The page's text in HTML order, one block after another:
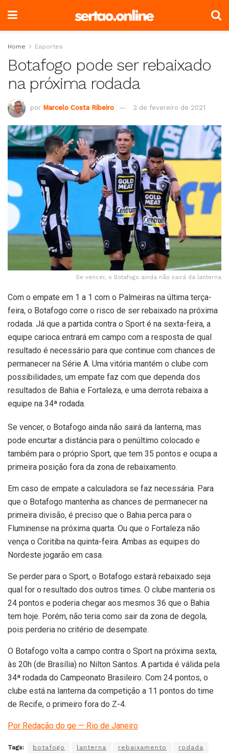
Home Esportes
Botafogo pode ser rebaixado
na próxima rodada
por Marcelo Costa Ribeiro 3 de fevereiro de 2021
Se vencer, o Botafogo ainda não sairá da lanterna
Com o empate em 1 a 1 com o Palmeiras na última terça-
feira, o Botafogo corre o risco de ser rebaixado na próxima
rodada. Já que a partida contra o Sport é na sexta-feira, a
equipe carioca entrará em campo com a resposta de qual
resultado é necessário para que continue com chances de
permanecer na Série A. Uma vitória mantém o clube com
possibilidades, um empate faz com que dependa dos
resultados de Bahia e Fortaleza, e uma derrota rebaixa a
equipe na 34ª rodada.
Se vencer, o Botafogo ainda não sairá da lanterna, mas
pode encurtar a distância para o penúltimo colocado e
também para o próprio Sport, que tem 35 pontos e ocupa a
primeira posição fora da zona de rebaixamento.
Em caso de empate a calculadora se faz necessária. Para
que o Botafogo mantenha as chances de permanecer na
primeira divisão, é preciso que o Bahia perca para o
Fluminense na próxima quarta. Ou que o Fortaleza não
vença o Coritiba na quinta-feira. Ambas as equipes do
Nordeste jogarão em casa.
Se perder para o Sport, o Botafogo estará rebaixado seja
qual for o resultado dos outros times. O clube manteria os
24 pontos e poderia chegar aos mesmos 36 que o Bahia
tem hoje. Porém, não teria como sair da zona de degola,
pois perderia no critério de desempate.
O Botafogo volta a campo contra o Sport na próxima sexta,
às 20h (de Brasília) no Nilton Santos. A partida é válida pela
34ª rodada do Campeonato Brasileiro. Com 24 pontos, o
clube está na lanterna da competição a 11 pontos do time
de Recife, o primeiro fora do Z-4.
Por Redação do ge — Rio de Janeiro
Tags: botafogo lanterna rebaixamento rodada